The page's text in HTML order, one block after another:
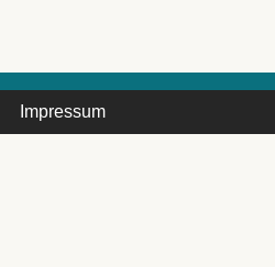
Impressum